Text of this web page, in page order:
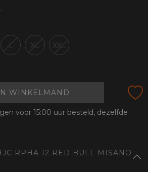
L XL XXL
WINKELMAND
voor 15:00 uur besteld, dezelfde
RPHA 12 RED BULL MISANO